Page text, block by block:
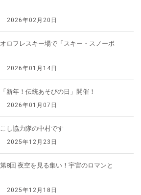
2026年02月20日
ロフレスキー場で「スキー・スノーボ
2026年01月14日
新年！伝統あそびの日」開催！
2026年01月07日
し協力隊の中村です
2025年12月23日
8回 夜空を見る集い！宇宙のロマンと
2025年12月18日